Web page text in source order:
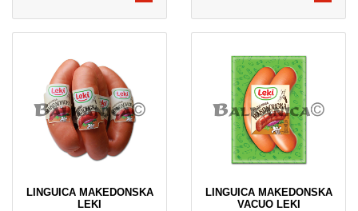
LINGUICA MAKEDONSKA
LEKI
LINGUICA MAKEDONSKA
VACUO LEKI